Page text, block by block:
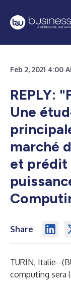
Feb 2, 2021 4:00
REPLY:
Une
marché
et prédit
Share
TURIN, Italie--(
computing sera